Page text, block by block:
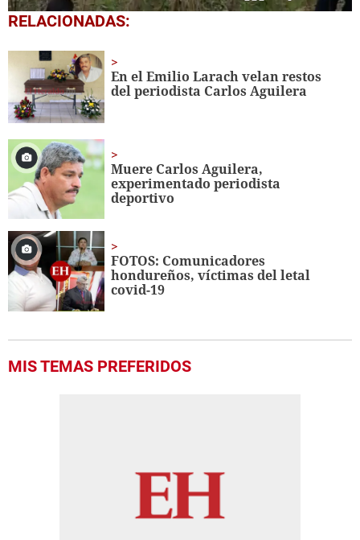
0
seconds
23
seconds
RELACIONADAS:
En el Emilio Larach velan restos
del periodista Carlos Aguilera
Muere Carlos Aguilera,
experimentado periodista
deportivo
FOTOS: Comunicadores
hondureños, víctimas del letal
covid-19
MIS TEMAS PREFERIDOS